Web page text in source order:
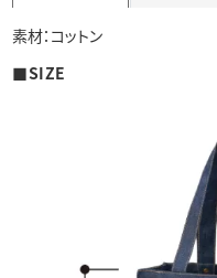
素材：コットン
■SIZE